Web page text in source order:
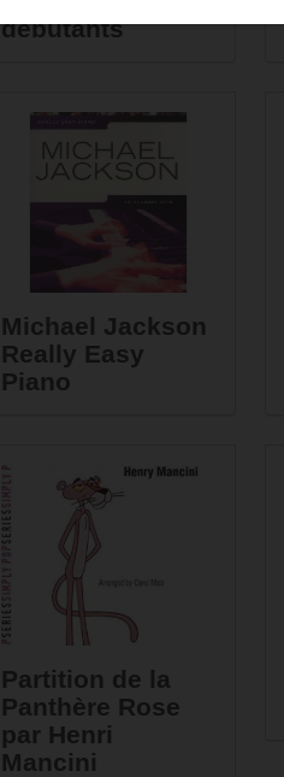
débutants
Michael Jackson
Really Easy
Piano
Partition de la
Panthère Rose
par Henri
Mancini